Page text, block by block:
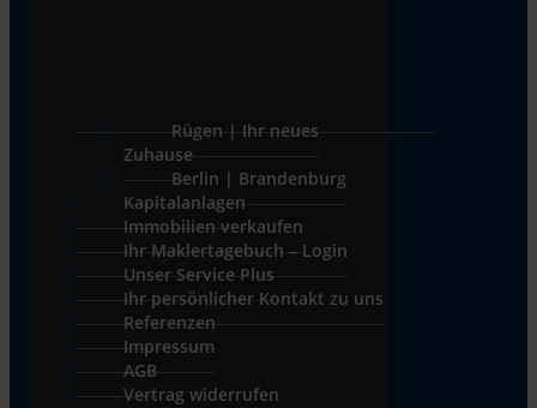
Rügen | Ihr neues
Zuhause
Berlin | Brandenburg
Kapitalanlagen
Immobilien verkaufen
Ihr Maklertagebuch – Login
Unser Service Plus
Ihr persönlicher Kontakt zu uns
Referenzen
Impressum
AGB
Vertrag widerrufen